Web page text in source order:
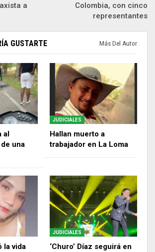
a
Colombia, con cinco
representantes
GUSTARTE Más Del Autor
al
una
JUDICIALES
Hallan muerto a
trabajador en La Loma
la vida
JUDICIALES
‘Churo’ Díaz seguirá en